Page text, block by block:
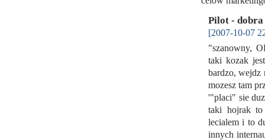
Pilot - dobra
[2007-10-07
"szanowny,
taki kozak
bardzo, wejdz
mozesz tam
'"placi" sie
taki hojrak to
lecialem i to
innych